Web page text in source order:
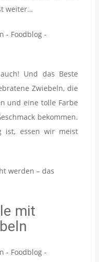
weiter…
Und das Beste
Zwiebeln, die
und eine tolle Farbe
bekommen.
ist, essen wir meist
werden – das
mit